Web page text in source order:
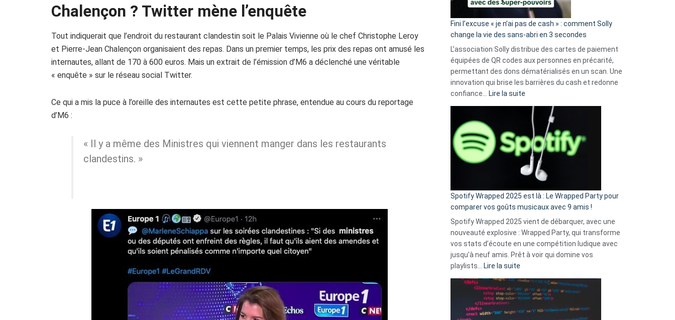
Chalençon ? Twitter mène l’enquête
Tout indiquerait que l’endroit du restaurant clandestin soit le Palais Vivienne où le chef Christophe Leroy
et Pierre-Jean Chalençon organisaient des repas. Dans un premier temps, les prix des repas ont amusé les
internautes, allant de 170 à 600 euros. Mais un extrait de l’émission d’M6 a déclenché une véritable
« enquête » sur le réseau social Twitter.
Ce qui a mis la puce à l’oreille des internautes est cette petite phrase, entendue au cours du reportage
d’M6 :
« Il y a même des Ministres qui viennent manger dans les restaurants
clandestins. »
Fini l’excuse « je n’ai pas de cash » : comment Solly
change la vie des sans-abri en 3 secondes
L’association Solly distribue des cartes de paiement
équipées de QR codes aux personnes en précarité,
permettant des dons dématérialisés en un scan. Une
innovation qui brise les barrières du cash et redonne
confiance…
Lire la suite
l’excuse
je
n’ai
pas
de
cash
»
Solly
change
la
vie
sans-
abri
en
3
Spotify Wrapped 2025 est là : Le Wrapped Party pour
comparer vos goûts musicaux avec 9 amis !
Spotify Wrapped 2025 vient de débarquer, avec une
nouveauté explosive : Wrapped Party, qui transforme
vos stats d’écoute en une compétition ludique avec
jusqu’à neuf amis. Prêt à voir qui domine vos
playlists…
Lire la suite
Wrapped
2025
est